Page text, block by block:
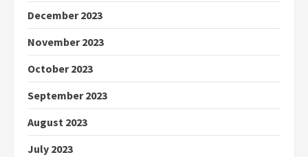
December 2023
November 2023
October 2023
September 2023
August 2023
July 2023